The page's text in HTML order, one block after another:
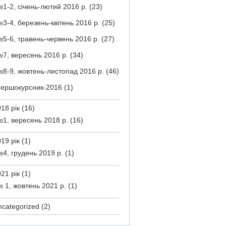
2, січень-лютий 2016 р. (23)
4, березень-квітень 2016 р. (25)
6, травень-червень 2016 р. (27)
вересень 2016 р. (34)
9, жовтень-листопад 2016 р. (46)
2016 (1)
рік (16)
вересень 2018 р. (16)
рік (1)
грудень 2019 р. (1)
рік (1)
1, жовтень 2021 р. (1)
(2)